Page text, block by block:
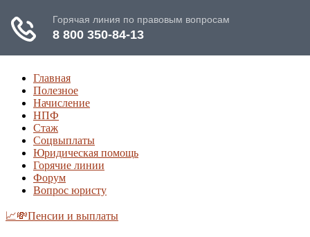
Главная
Полезное
Начисление
НПФ
Стаж
Соцвыплаты
Юридическая помощь
Горячие линии
Форум
Вопрос юристу
📈💸Пенсии и выплаты